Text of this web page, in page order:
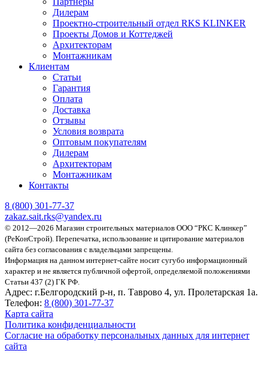
Дилерам
Проектно-строительный отдел RKS KLINKER
Проекты Домов и Коттеджей
Архитекторам
Монтажникам
Клиентам
Статьи
Гарантия
Оплата
Доставка
Отзывы
Условия возврата
Оптовым покупателям
Дилерам
Архитекторам
Монтажникам
Контакты
8 (800) 301-77-37
zakaz.sait.rks@yandex.ru
© 2012—2026 Магазин строительных материалов ООО “РКС Клинкер”
(РеКонСтрой). Перепечатка, использование и цитирование материалов
сайта без согласования с владельцами запрещены.
Информация на данном интернет-сайте носит сугубо информационный
характер и не является публичной офертой, определяемой положениями
Статьи 437 (2) ГК РФ.
Адрес: г.Белгородский р-н, п. Таврово 4, ул. Пролетарская 1а.
Телефон: 8 (800) 301-77-37
Карта сайта
Политика конфиденциальности
Согласие на обработку персональных данных для интернет
сайта